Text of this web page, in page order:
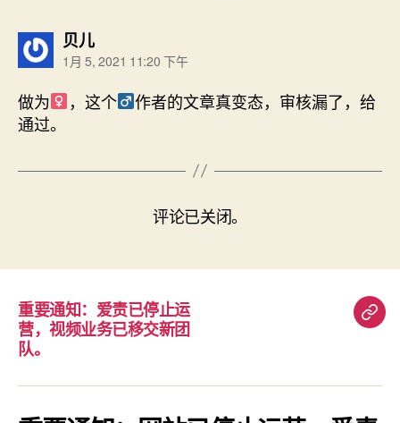
贝儿说：
1月 5, 2021 11:20 下午
做为 ，这个
作者的文章真变态，审核漏了，给
通过。
评论已关闭。
重要通知：爱责已停止运
营，视频业务已移交新团
队。
重
知：